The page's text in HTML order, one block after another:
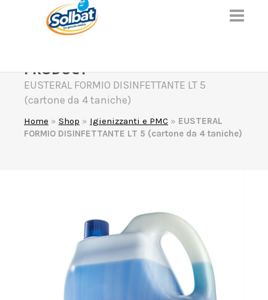
PRODUCT
EUSTERAL FORMIO DISINFETTANTE LT 5
(cartone da 4 taniche)
Home » Shop » Igienizzanti e PMC » EUSTERAL
FORMIO DISINFETTANTE LT 5 (cartone da 4 taniche)